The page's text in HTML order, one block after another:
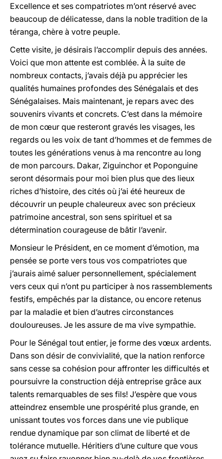
Excellence et ses compatriotes m’ont réservé avec
beaucoup de délicatesse, dans la noble tradition de la
téranga, chère à votre peuple.
Cette visite, je désirais l’accomplir depuis des années.
Voici que mon attente est comblée. À la suite de
nombreux contacts, j’avais déjà pu apprécier les
qualités humaines profondes des Sénégalais et des
Sénégalaises. Mais maintenant, je repars avec des
souvenirs vivants et concrets. C’est dans la mémoire
de mon cœur que resteront gravés les visages, les
regards ou les voix de tant d’hommes et de femmes de
toutes les générations venus à ma rencontre au long
de mon parcours. Dakar, Ziguinchor et Poponguine
seront désormais pour moi bien plus que des lieux
riches d’histoire, des cités où j’ai été heureux de
découvrir un peuple chaleureux avec son précieux
patrimoine ancestral, son sens spirituel et sa
détermination courageuse de bâtir l’avenir.
Monsieur le Président, en ce moment d’émotion, ma
pensée se porte vers tous vos compatriotes que
j’aurais aimé saluer personnellement, spécialement
vers ceux qui n’ont pu participer à nos rassemblements
festifs, empêchés par la distance, ou encore retenus
par la maladie et bien d’autres circonstances
douloureuses. Je les assure de ma vive sympathie.
Pour le Sénégal tout entier, je forme des vœux ardents.
Dans son désir de convivialité, que la nation renforce
sans cesse sa cohésion pour affronter les difficultés et
poursuivre la construction déjà entreprise grâce aux
talents remarquables de ses fils! J’espère que vous
atteindrez ensemble une prospérité plus grande, en
unissant toutes vos forces dans une vie publique
rendue dynamique par son climat de liberté et de
tolérance mutuelle. Héritiers d’une culture que vous